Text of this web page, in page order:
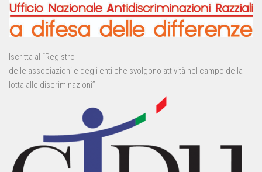
Iscritta al “Registro
delle associazioni e degli enti che svolgono attività nel campo della
lotta alle discriminazioni”